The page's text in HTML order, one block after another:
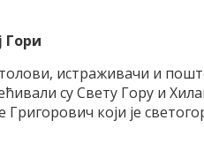
Гори
истраживачи и
су Свету Гору и
који је